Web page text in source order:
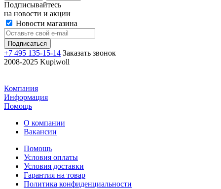
Подписывайтесь
на новости и акции
Новости магазина
+7 495 135-15-14 Заказать звонок
2008-2025 Kupiwoll
Компания
Информация
Помощь
О компании
Вакансии
Помощь
Условия оплаты
Условия доставки
Гарантия на товар
Политика конфиденциальности